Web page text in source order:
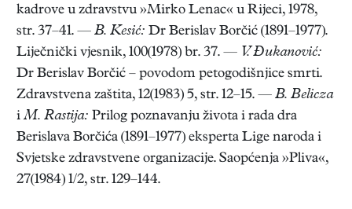
kadrove u zdravstvu »Mirko Lenac« u Rijeci, 1978,
str. 37–41. — B. Kesić: Dr Berislav Borčić (1891–1977).
Liječnički vjesnik, 100(1978) br. 37. — V. Đukanović:
Dr Berislav Borčić – povodom petogodišnjice smrti.
Zdravstvena zaštita, 12(1983) 5, str. 12–15. — B. Belicza
iM. Rastija: Prilog poznavanju života i rada dra
Berislava Borčića (1891–1977) eksperta Lige naroda i
Svjetske zdravstvene organizacije. Saopćenja »Pliva«,
27(1984) 1/2, str. 129–144.